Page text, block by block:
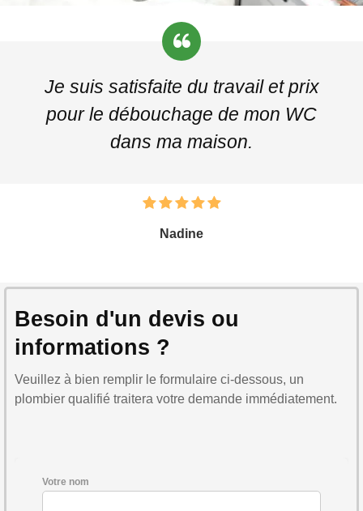
Je suis satisfaite du travail et prix
pour le débouchage de mon WC
dans ma maison.
Nadine
Besoin d'un devis ou
informations ?
Veuillez à bien remplir le formulaire ci-dessous, un
plombier qualifié traitera votre demande immédiatement.
Votre nom